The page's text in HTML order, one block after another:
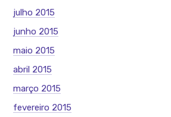
julho 2015
junho 2015
maio 2015
abril 2015
março 2015
fevereiro 2015